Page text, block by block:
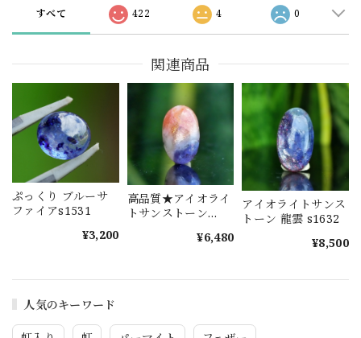
人気のキーワード
すべて 422 4 0
関連商品
ぷっくり ブルーサ
ファイアs1531
¥3,200
高品質★アイオライ
トサンストーン
¥6,480
アイオライトサンス
トーン 龍雲 s1632
¥8,500